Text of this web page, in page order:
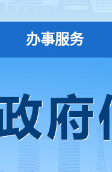
办事服务